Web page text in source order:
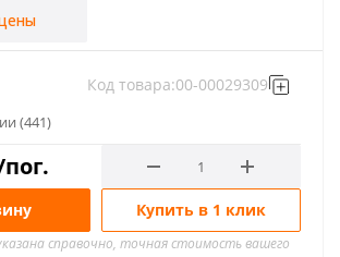
(441)
Код товара:00-00029309
Купить в 1 клик
справочно, точная стоимость вашего